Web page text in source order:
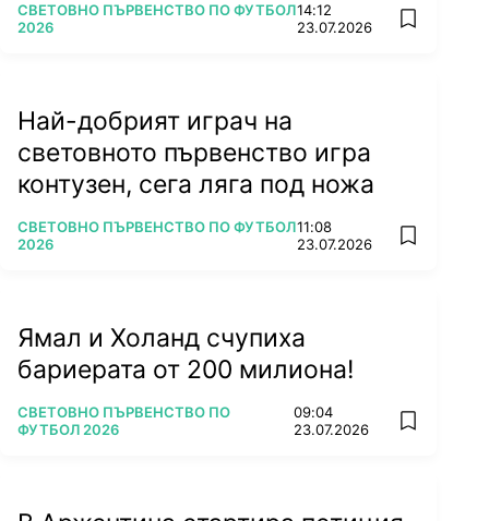
ПОВЕЧЕ ОТ
СВЕТОВНО ПЪРВЕНСТВО ПО ФУТБОЛ
2026
14:12
23.07.2026
add
Най-добрият играч на
световното първенство игра
контузен, сега ляга под ножа
ПОВЕЧЕ ОТ
СВЕТОВНО ПЪРВЕНСТВО ПО ФУТБОЛ
2026
11:08
23.07.2026
add
Ямал и Холанд счупиха
бариерата от 200 милиона!
ПОВЕЧЕ ОТ
СВЕТОВНО ПЪРВЕНСТВО ПО
ФУТБОЛ 2026
09:04
23.07.2026
add